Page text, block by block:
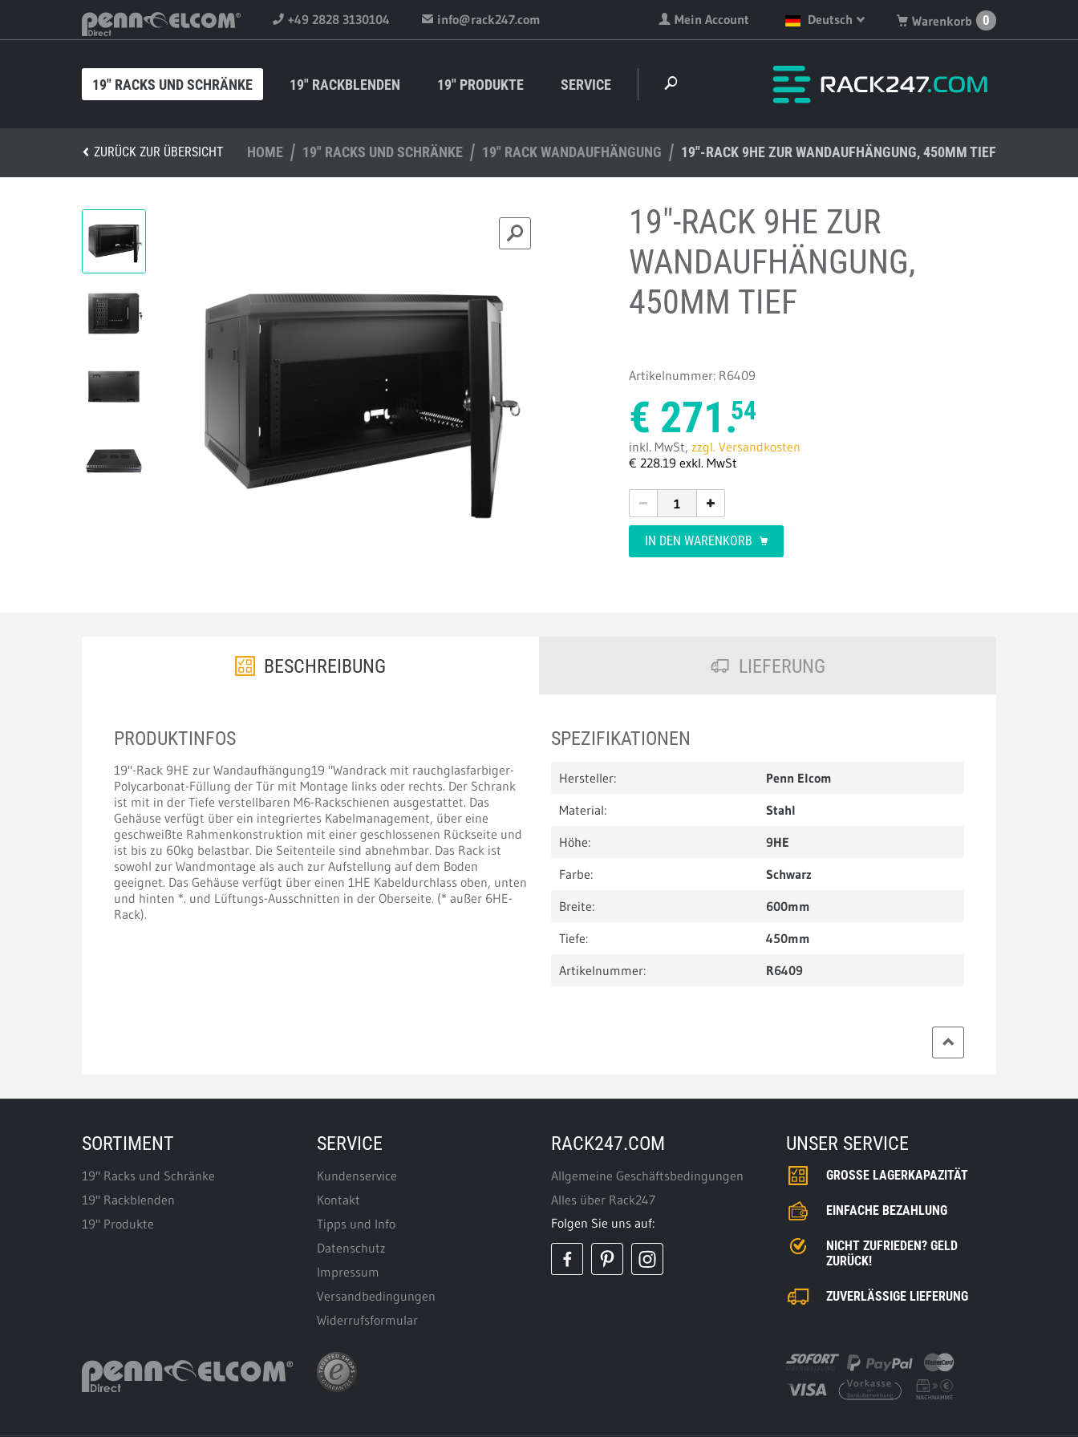
+49 2828 3130104 info@rack247.com Warenkorb 0
in Ihrem Warenkorb.
Deutsch
Deutsch
Français
Mein Account
19" RACKS UND SCHRÄNKE 19" RACKBLENDEN 19" PRODUKTE SERVICE
ZURÜCK ZUR ÜBERSICHT HOME 19" RACKS UND SCHRÄNKE 19" RACK WANDAUFHÄNGUNG 19"-RACK 9HE ZUR WANDAUFHÄNGUNG, 450MM TIEF
19"-RACK 9HE ZUR
WANDAUFHÄNGUNG,
450MM TIEF
Artikelnummer: R6409
€ 271.54
inkl. MwSt, zzgl. Versandkosten
€ 228.19 exkl. MwSt
IN DEN WARENKORB
BESCHREIBUNG LIEFERUNG
PRODUKTINFOS
19"-Rack 9HE zur Wandaufhängung19 "Wandrack mit rauchglasfarbiger-
Polycarbonat-Füllung der Tür mit Montage links oder rechts. Der Schrank
ist mit in der Tiefe verstellbaren M6-Rackschienen ausgestattet. Das
Gehäuse verfügt über ein integriertes Kabelmanagement, über eine
geschweißte Rahmenkonstruktion mit einer geschlossenen Rückseite und
ist bis zu 60kg belastbar. Die Seitenteile sind abnehmbar. Das Rack ist
sowohl zur Wandmontage als auch zur Aufstellung auf dem Boden
geeignet. Das Gehäuse verfügt über einen 1HE Kabeldurchlass oben, unten
und hinten *. und Lüftungs-Ausschnitten in der Oberseite. (* außer 6HE-
Rack).
SPEZIFIKATIONEN
Hersteller:
Penn Elcom
Material:
Stahl
Höhe:
9HE
Farbe:
Schwarz
Breite:
600mm
Tiefe:
450mm
Artikelnummer:
R6409
SORTIMENT
19" Racks und Schränke
19" Rackblenden
19" Produkte
SERVICE
Kundenservice
Kontakt
Tipps und Info
Datenschutz
Impressum
Versandbedingungen
Widerrufsformular
RACK247.COM
Allgemeine Geschäftsbedingungen
Alles über Rack247
Folgen Sie uns auf:
UNSER SERVICE
GROSSE LAGERKAPAZITÄT
EINFACHE BEZAHLUNG
NICHT ZUFRIEDEN? GELD
ZURÜCK!
ZUVERLÄSSIGE LIEFERUNG